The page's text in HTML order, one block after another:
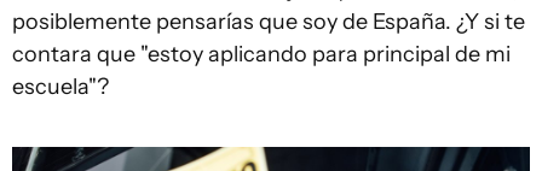
posiblemente pensarías que soy de España. ¿Y si te
contara que "estoy aplicando para principal de mi
escuela"?